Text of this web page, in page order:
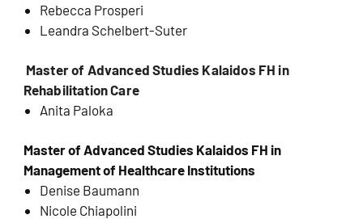
Rebecca Prosperi
Leandra Schelbert-Suter
Master of Advanced Studies Kalaidos FH in
Rehabilitation Care
Anita Paloka
Master of Advanced Studies Kalaidos FH in
Management of Healthcare Institutions
Denise Baumann
Nicole Chiapolini